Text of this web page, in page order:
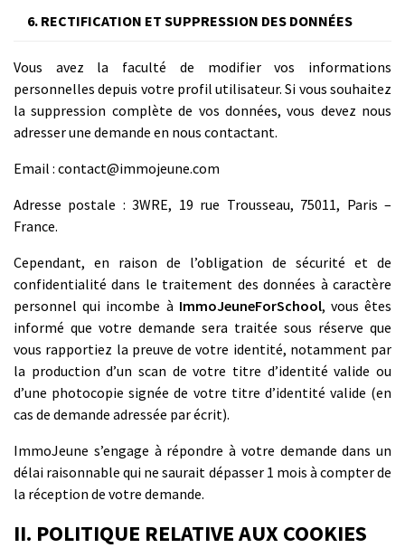
6. RECTIFICATION ET SUPPRESSION DES DONNÉES
Vous avez la faculté de modifier vos informations
personnelles depuis votre profil utilisateur. Si vous souhaitez
la suppression complète de vos données, vous devez nous
adresser une demande en nous contactant.
Email : contact@immojeune.com
Adresse postale : 3WRE, 19 rue Trousseau, 75011, Paris –
France.
Cependant, en raison de l’obligation de sécurité et de
confidentialité dans le traitement des données à caractère
personnel qui incombe à ImmoJeuneForSchool, vous êtes
informé que votre demande sera traitée sous réserve que
vous rapportiez la preuve de votre identité, notamment par
la production d’un scan de votre titre d’identité valide ou
d’une photocopie signée de votre titre d’identité valide (en
cas de demande adressée par écrit).
ImmoJeune s’engage à répondre à votre demande dans un
délai raisonnable qui ne saurait dépasser 1 mois à compter de
la réception de votre demande.
II. POLITIQUE RELATIVE AUX COOKIES